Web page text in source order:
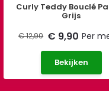
Curly Teddy Bouclé
Grijs
€ 12,90 € 9,90 Per
Bekijken